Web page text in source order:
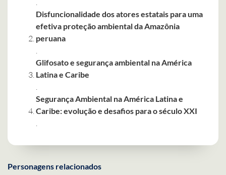
Disfuncionalidade dos atores estatais para uma
efetiva proteção ambiental da Amazônia
peruana
Glifosato e segurança ambiental na América
Latina e Caribe
Segurança Ambiental na América Latina e
Caribe: evolução e desafios para o século XXI
Personagens relacionados